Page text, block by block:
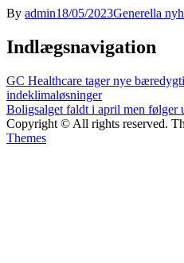
By admin18/05/2023Generella
Indlægsnavigation
GC Healthcare tager nye
indeklimaløsninger
Boligsalget faldt i april men følger
Copyright © All rights reserved.
Themes